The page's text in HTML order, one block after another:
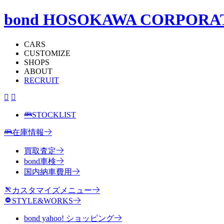
bond HOSOKAWA
CARS
CUSTOMIZE
SHOPS
ABOUT
RECRUIT
STOCKLIST
在庫情報
買取査定
bond車検
国内納車費用
カスタマイズメニュー
STYLE&WORKS
bond yahoo! ショッピング